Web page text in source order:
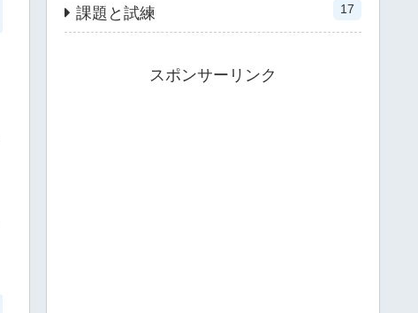
課題と試練 17
スポンサーリンク